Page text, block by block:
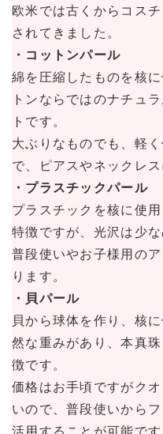
欧米では古くからコス
されてきました。
・コットンパール
綿を圧縮したものを核
トンならではのナチュ
トです。
大ぶりなものでも、軽
で、ピアスやネックレス
・プラスチックパール
プラスチックを核に使
特徴ですが、光沢は少
普段使いやお子様用の
ります。
・貝パール
貝から球体を作り、核
然な重みがあり、本真
徴です。
価格はお手頃ですがク
いので、普段使いから
活用することが可能です